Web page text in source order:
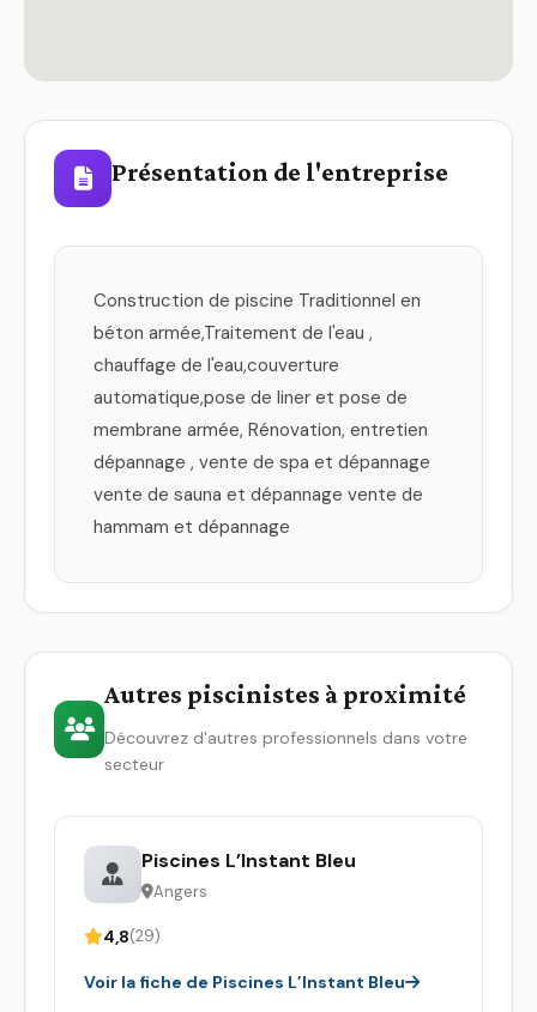
Présentation de l'entreprise
Construction de piscine Traditionnel en
béton armée,Traitement de l'eau ,
chauffage de l'eau,couverture
automatique,pose de liner et pose de
membrane armée, Rénovation, entretien
dépannage , vente de spa et dépannage
vente de sauna et dépannage vente de
hammam et dépannage
Autres piscinistes à proximité
Découvrez d'autres professionnels dans votre
secteur
Piscines L’Instant Bleu
Angers
4,8(29)
Voir la fiche de Piscines L’Instant Bleu